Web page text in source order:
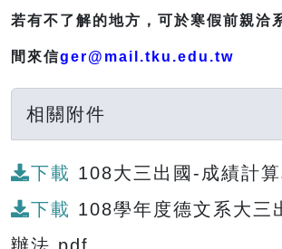
若有不了解的地方，可於寒假前親洽
間來信ger@mail.tku.edu.tw
相關附件
下載 108大三出國-成績計
下載 108學年度德文系大三